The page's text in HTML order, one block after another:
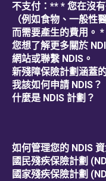
不支付：** * 您在沒
（例如食物、一般性
而需要產生的費用。
您想了解更多關於
網站或聯繫 NDIS。
新殘障保險計劃涵蓋
我該如何申請 NDIS？
什麼是 NDIS 計劃？
如何管理您的 NDIS
國民殘疾保險計劃
國家殘疾保險計劃